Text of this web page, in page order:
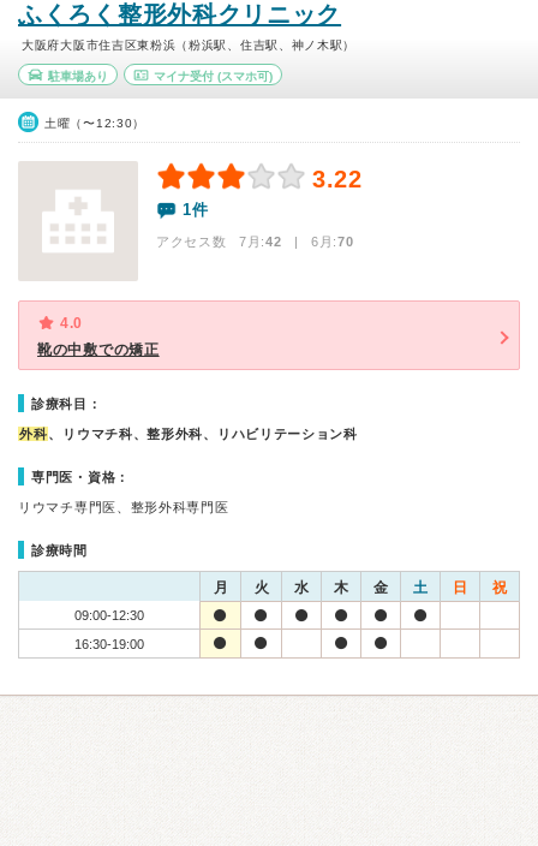
ふくろく整形外科クリニック
大阪府大阪市住吉区東粉浜（粉浜駅、住吉駅、神ノ木駅）
駐車場あり マイナ受付(スマホ可)
土曜（〜12:30）
3.22
1件
アクセス数 7月:42 | 6月:70
4.0
靴の中敷での矯正
診療科目：
外科、リウマチ科、整形外科、リハビリテーション科
専門医・資格：
リウマチ専門医、整形外科専門医
診療時間
月 火 水 木 金 土 日 祝
09:00-12:30
16:30-19:00